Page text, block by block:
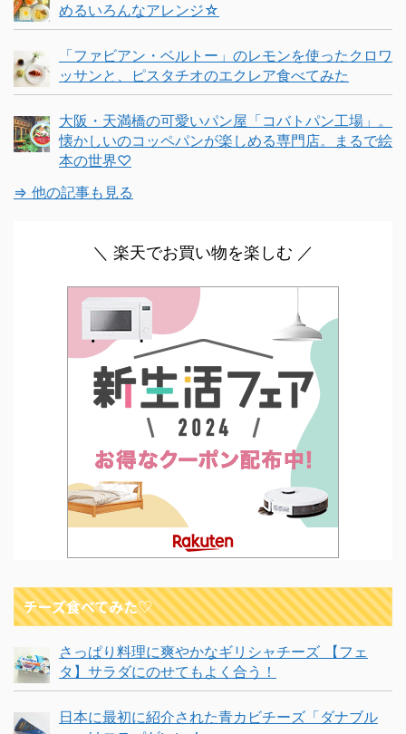
めるいろんなアレンジ☆
「ファビアン・ベルトー」のレモンを使ったクロワ
ッサンと、ピスタチオのエクレア食べてみた
大阪・天満橋の可愛いパン屋「コバトパン工場」。
懐かしいのコッペパンが楽しめる専門店。まるで絵
本の世界♡
⇒ 他の記事も見る
＼ 楽天でお買い物を楽しむ ／
チーズ食べてみた♡
さっぱり料理に爽やかなギリシャチーズ 【フェ
タ】サラダにのせてもよく合う！
日本に最初に紹介された青カビチーズ「ダナブル